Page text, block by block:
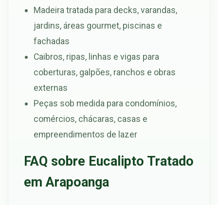
Madeira tratada para decks, varandas,
jardins, áreas gourmet, piscinas e
fachadas
Caibros, ripas, linhas e vigas para
coberturas, galpões, ranchos e obras
externas
Peças sob medida para condomínios,
comércios, chácaras, casas e
empreendimentos de lazer
FAQ sobre Eucalipto Tratado
em Arapoanga